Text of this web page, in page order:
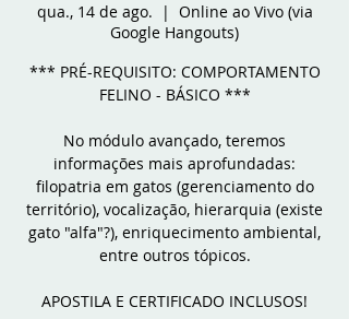
qua., 14 de ago.
  |
Online ao Vivo (via
Google Hangouts)
*** PRÉ-REQUISITO: COMPORTAMENTO
FELINO - BÁSICO ***
No módulo avançado, teremos
informações mais aprofundadas:
filopatria em gatos (gerenciamento do
território), vocalização, hierarquia (existe
gato "alfa"?), enriquecimento ambiental,
entre outros tópicos.
APOSTILA E CERTIFICADO INCLUSOS!